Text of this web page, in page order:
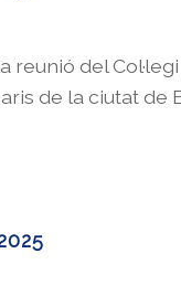
reunió del Col·legi
de la ciutat de